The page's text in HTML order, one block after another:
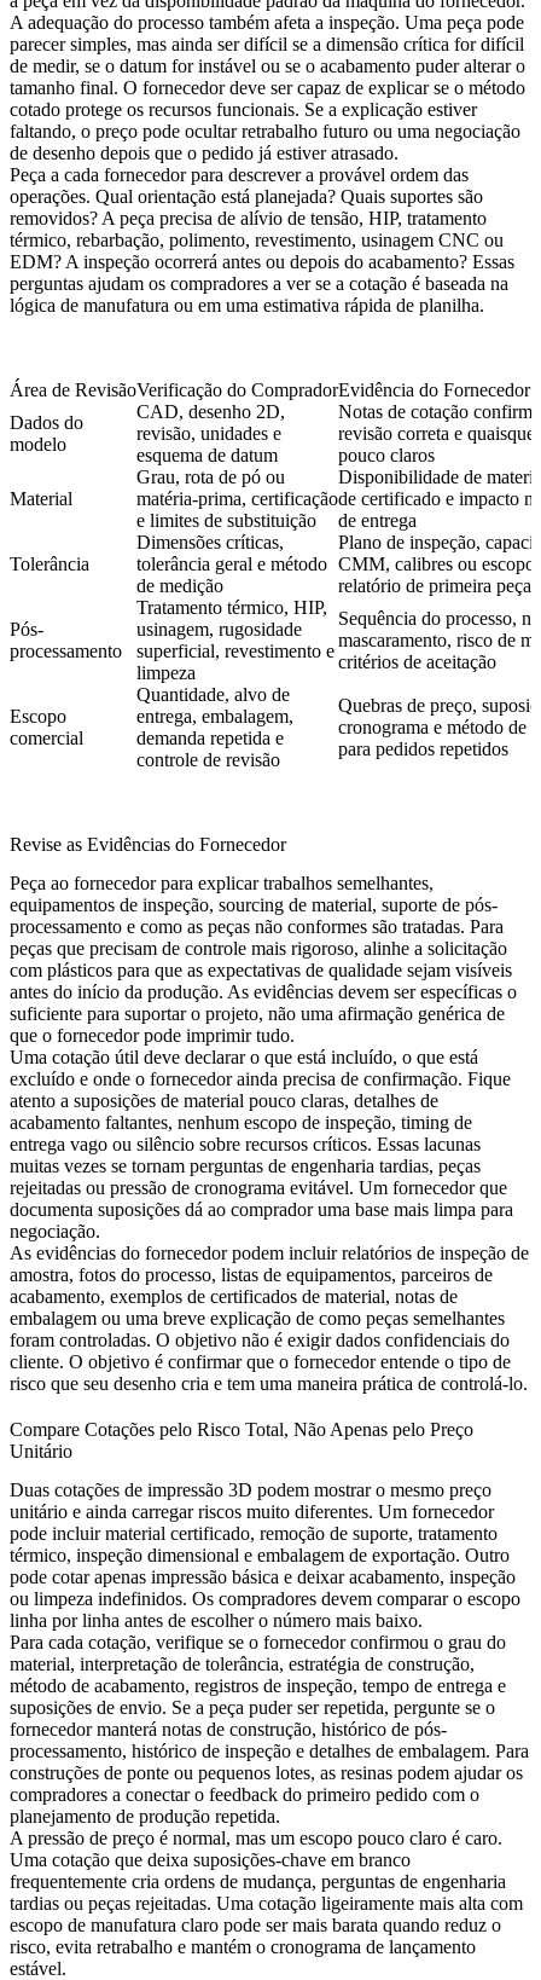
A adequação do processo também afeta a inspeção. Uma peça pode
parecer simples, mas ainda ser difícil se a dimensão crítica for difícil
de medir, se o datum for instável ou se o acabamento puder alterar o
tamanho final. O fornecedor deve ser capaz de explicar se o método
cotado protege os recursos funcionais. Se a explicação estiver
faltando, o preço pode ocultar retrabalho futuro ou uma negociação
de desenho depois que o pedido já estiver atrasado.
Peça a cada fornecedor para descrever a provável ordem das
operações. Qual orientação está planejada? Quais suportes são
removidos? A peça precisa de alívio de tensão, HIP, tratamento
térmico, rebarbação, polimento, revestimento, usinagem CNC ou
EDM? A inspeção ocorrerá antes ou depois do acabamento? Essas
perguntas ajudam os compradores a ver se a cotação é baseada na
lógica de manufatura ou em uma estimativa rápida de planilha.
Área de RevisãoVerificação do CompradorEvidência do Fornecedor
Dados do
modelo
CAD, desenho 2D,
revisão, unidades e
esquema de datum
Notas de cotação
revisão correta e
pouco claros
Material
Grau, rota de pó ou
matéria-prima, certificação
e limites de substituição
Disponibilidade de
de certificado e impacto
de entrega
Tolerância
Dimensões críticas,
tolerância geral e método
de medição
Plano de inspeção,
CMM, calibres ou escopo
relatório de primeira peça
Pós-
processamento
Tratamento térmico, HIP,
usinagem, rugosidade
superficial, revestimento e
limpeza
Sequência do processo,
mascaramento, risco de
critérios de aceitação
Escopo
comercial
Quantidade, alvo de
entrega, embalagem,
demanda repetida e
controle de revisão
Quebras de preço,
cronograma e método de
para pedidos repetidos
Revise as Evidências do Fornecedor
Peça ao fornecedor para explicar trabalhos semelhantes,
equipamentos de inspeção, sourcing de material, suporte de pós-
processamento e como as peças não conformes são tratadas. Para
peças que precisam de controle mais rigoroso, alinhe a solicitação
com plásticos para que as expectativas de qualidade sejam visíveis
antes do início da produção. As evidências devem ser específicas o
suficiente para suportar o projeto, não uma afirmação genérica de
que o fornecedor pode imprimir tudo.
Uma cotação útil deve declarar o que está incluído, o que está
excluído e onde o fornecedor ainda precisa de confirmação. Fique
atento a suposições de material pouco claras, detalhes de
acabamento faltantes, nenhum escopo de inspeção, timing de
entrega vago ou silêncio sobre recursos críticos. Essas lacunas
muitas vezes se tornam perguntas de engenharia tardias, peças
rejeitadas ou pressão de cronograma evitável. Um fornecedor que
documenta suposições dá ao comprador uma base mais limpa para
negociação.
As evidências do fornecedor podem incluir relatórios de inspeção de
amostra, fotos do processo, listas de equipamentos, parceiros de
acabamento, exemplos de certificados de material, notas de
embalagem ou uma breve explicação de como peças semelhantes
foram controladas. O objetivo não é exigir dados confidenciais do
cliente. O objetivo é confirmar que o fornecedor entende o tipo de
risco que seu desenho cria e tem uma maneira prática de controlá-lo.
Compare Cotações pelo Risco Total, Não Apenas pelo Preço
Unitário
Duas cotações de impressão 3D podem mostrar o mesmo preço
unitário e ainda carregar riscos muito diferentes. Um fornecedor
pode incluir material certificado, remoção de suporte, tratamento
térmico, inspeção dimensional e embalagem de exportação. Outro
pode cotar apenas impressão básica e deixar acabamento, inspeção
ou limpeza indefinidos. Os compradores devem comparar o escopo
linha por linha antes de escolher o número mais baixo.
Para cada cotação, verifique se o fornecedor confirmou o grau do
material, interpretação de tolerância, estratégia de construção,
método de acabamento, registros de inspeção, tempo de entrega e
suposições de envio. Se a peça puder ser repetida, pergunte se o
fornecedor manterá notas de construção, histórico de pós-
processamento, histórico de inspeção e detalhes de embalagem. Para
construções de ponte ou pequenos lotes, as resinas podem ajudar os
compradores a conectar o feedback do primeiro pedido com o
planejamento de produção repetida.
A pressão de preço é normal, mas um escopo pouco claro é caro.
Uma cotação que deixa suposições-chave em branco
frequentemente cria ordens de mudança, perguntas de engenharia
tardias ou peças rejeitadas. Uma cotação ligeiramente mais alta com
escopo de manufatura claro pode ser mais barata quando reduz o
risco, evita retrabalho e mantém o cronograma de lançamento
estável.